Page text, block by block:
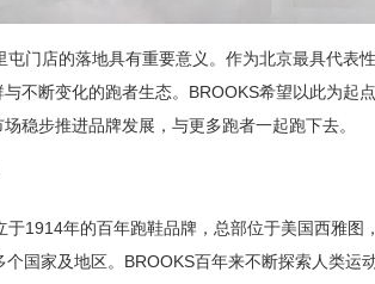
屯门店的落地具有重要意义。作为北京最具代表
不断变化的跑者生态。BROOKS希望以此为起
稳步推进品牌发展，与更多跑者一起跑下去。
于1914年的百年跑鞋品牌，总部位于美国西雅图
国家及地区。BROOKS百年来不断探索人类运